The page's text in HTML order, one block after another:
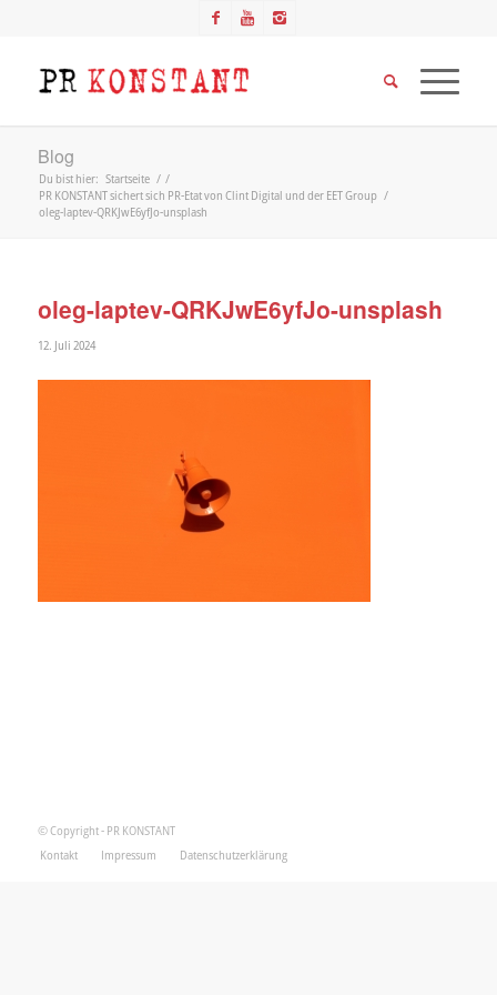
Blog
Du bist hier: Startseite / /
PR KONSTANT sichert sich PR-Etat von Clint Digital und der EET Group /
oleg-laptev-QRKJwE6yfJo-unsplash
oleg-laptev-QRKJwE6yfJo-unsplash
12. Juli 2024
© Copyright - PR KONSTANT
Kontakt
Impressum Datenschutzerklärung